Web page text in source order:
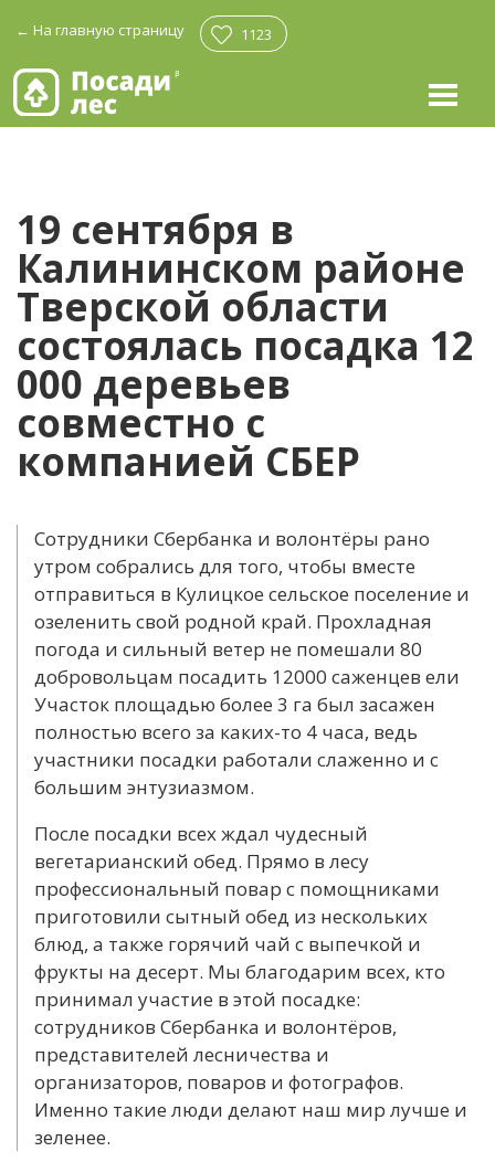
← На главную страницу 1123
19 сентября в
Калининском районе
Тверской области
состоялась посадка 12
000 деревьев
совместно с
компанией СБЕР
Сотрудники Сбербанка и волонтёры рано
утром собрались для того, чтобы вместе
отправиться в Кулицкое сельское поселение и
озеленить свой родной край. Прохладная
погода и сильный ветер не помешали 80
добровольцам посадить 12000 саженцев ели
Участок площадью более 3 га был засажен
полностью всего за каких-то 4 часа, ведь
участники посадки работали слаженно и с
большим энтузиазмом.
После посадки всех ждал чудесный
вегетарианский обед. Прямо в лесу
профессиональный повар с помощниками
приготовили сытный обед из нескольких
блюд, а также горячий чай с выпечкой и
фрукты на десерт. Мы благодарим всех, кто
принимал участие в этой посадке:
сотрудников Сбербанка и волонтёров,
представителей лесничества и
организаторов, поваров и фотографов.
Именно такие люди делают наш мир лучше и
зеленее.